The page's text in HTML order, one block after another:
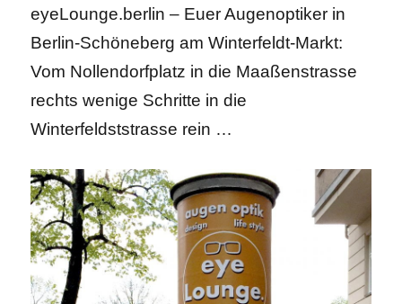
eyeLounge.berlin – Euer Augenoptiker in
Berlin-Schöneberg am Winterfeldt-Markt:
Vom Nollendorfplatz in die Maaßenstrasse
rechts wenige Schritte in die
Winterfeldststrasse rein …